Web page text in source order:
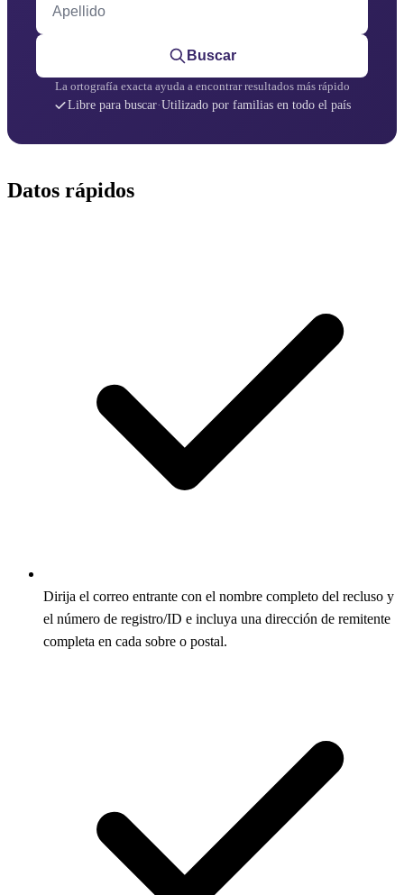
Buscar
La ortografía exacta ayuda a encontrar resultados más rápido
Libre para buscar·Utilizado por familias en todo el país
Datos rápidos
Dirija el correo entrante con el nombre completo del recluso y
el número de registro/ID e incluya una dirección de remitente
completa en cada sobre o postal.